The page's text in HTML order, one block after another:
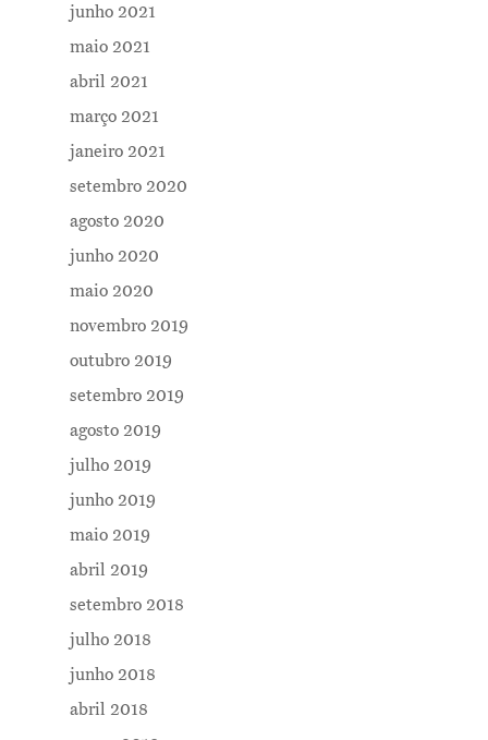
junho 2021
maio 2021
abril 2021
março 2021
janeiro 2021
setembro 2020
agosto 2020
junho 2020
maio 2020
novembro 2019
outubro 2019
setembro 2019
agosto 2019
julho 2019
junho 2019
maio 2019
abril 2019
setembro 2018
julho 2018
junho 2018
abril 2018